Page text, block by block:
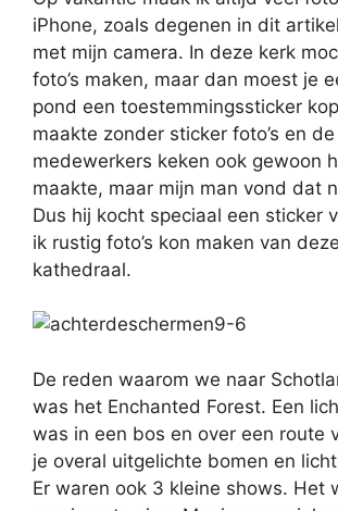
iPhone, zoals degenen in dit
met mijn camera. In deze kerk
foto’s maken, maar dan moest je
pond een toestemmingssticker
maakte zonder sticker foto’s en de
medewerkers keken ook gewoon
maakte, maar mijn man vond dat
Dus hij kocht speciaal een sticker
ik rustig foto’s kon maken van
kathedraal.
De reden waarom we naar
was het Enchanted Forest. Een
was in een bos en over een route
je overal uitgelichte bomen en
Er waren ook 3 kleine shows. Het